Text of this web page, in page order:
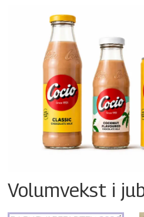
Volumvekst i